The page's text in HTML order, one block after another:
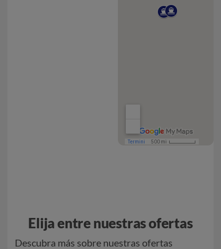
Elija entre nuestras ofertas
Descubra más sobre nuestras ofertas